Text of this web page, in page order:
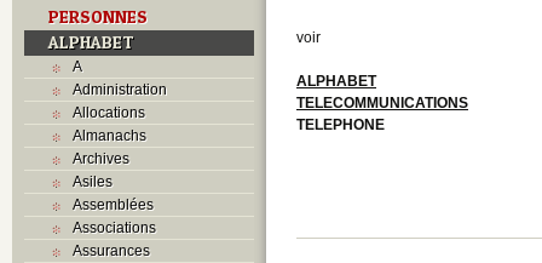
PERSONNES
ALPHABET
A
Administration
Allocations
Almanachs
Archives
Asiles
Assemblées
Associations
Assurances
voir
ALPHABET
TELECOMMUNICATIONS
TELEPHONE